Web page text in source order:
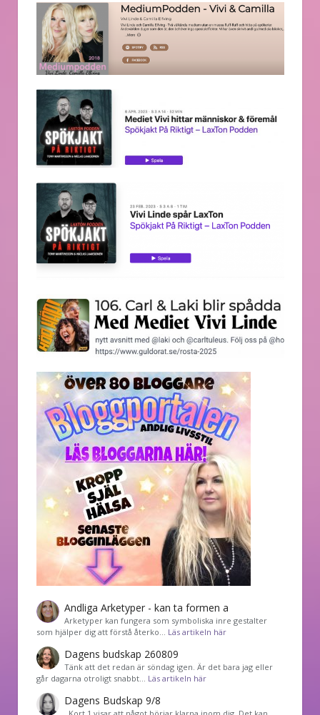
Andliga Arketyper - kan ta formen a
Arketyper kan fungera som symboliska inre gestalter
som hjälper dig att förstå återko… Läs artikeln här
Dagens budskap 260809
Tänk att det redan är söndag igen. Är det bara jag eller
går dagarna otroligt snabbt… Läs artikeln här
Dagens Budskap 9/8